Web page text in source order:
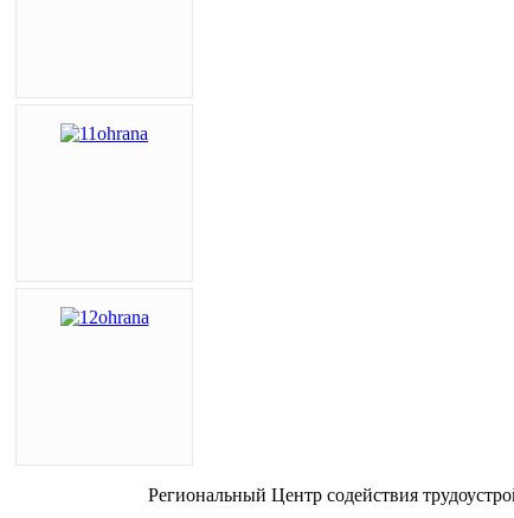
Региональный Центр содействия